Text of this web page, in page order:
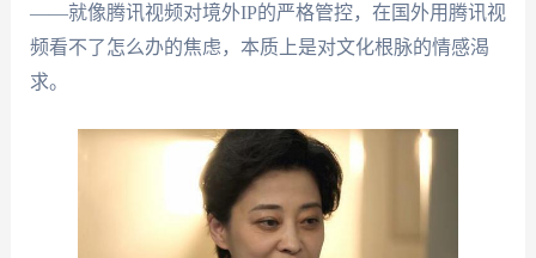
——就像腾讯视频对境外IP的严格管控，在国外用腾讯视
频看不了怎么办的焦虑，本质上是对文化根脉的情感渴
求。